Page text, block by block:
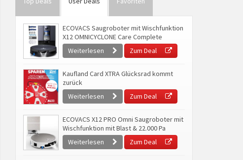
ECOVACS Saugroboter mit Wischfunktion
X12 OMNICYCLONE Care Complete
Weiterlesen
Zum Deal
Kaufland Card XTRA Glücksrad kommt
zurück
Weiterlesen
Zum Deal
ECOVACS X12 PRO Omni Saugroboter mit
Wischfunktion mit Blast & 22.000 Pa
Weiterlesen
Zum Deal